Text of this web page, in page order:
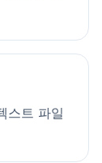
스트 파일